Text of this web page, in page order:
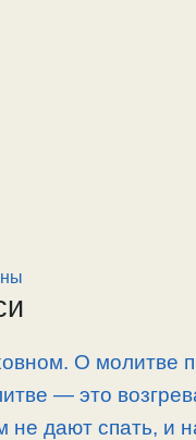
О молитве
— это
не дают спать, и